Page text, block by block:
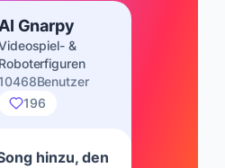
AI Gnarpy
&
Roboterfiguren
196
hinzu, den